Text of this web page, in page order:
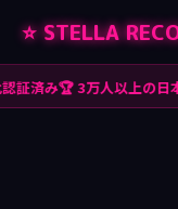
⭐ STELLA
🏆 3万人以上の日本人プレ